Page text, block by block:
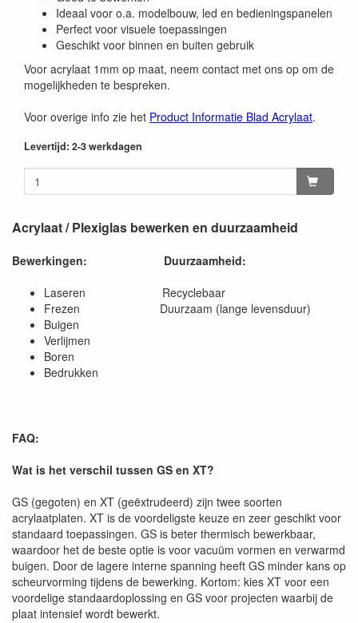
Ideaal voor o.a. modelbouw, led en bedieningspanelen
Perfect voor visuele toepassingen
Geschikt voor binnen en buiten gebruik
Voor acrylaat 1mm op maat, neem contact met ons op om de
mogelijkheden te bespreken.
Voor overige info zie het Product Informatie Blad Acrylaat.
Levertijd: 2-3 werkdagen
Acrylaat / Plexiglas bewerken en duurzaamheid
Bewerkingen:
Duurzaamheid:
Laseren Recyclebaar
Frezen Duurzaam (lange levensduur)
Buigen
Verlijmen
Boren
Bedrukken
FAQ:
Wat is het verschil tussen GS en XT?
GS (gegoten) en XT (geëxtrudeerd) zijn twee soorten
acrylaatplaten. XT is de voordeligste keuze en zeer geschikt voor
standaard toepassingen. GS is beter thermisch bewerkbaar,
waardoor het de beste optie is voor vacuüm vormen en verwarmd
buigen. Door de lagere interne spanning heeft GS minder kans op
scheurvorming tijdens de bewerking. Kortom: kies XT voor een
voordelige standaardoplossing en GS voor projecten waarbij de
plaat intensief wordt bewerkt.